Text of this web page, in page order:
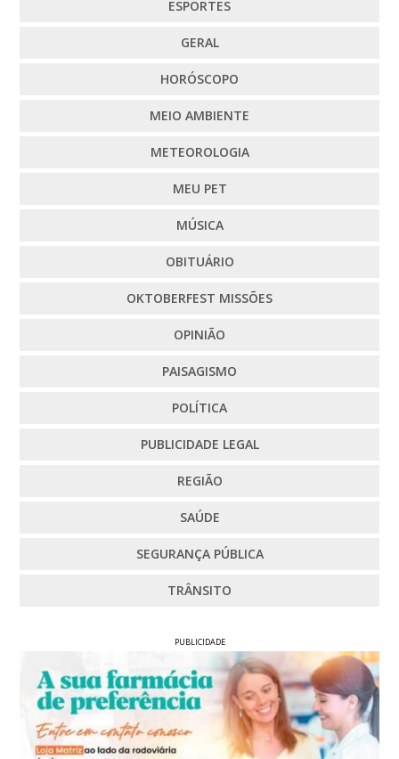
ESPORTES
GERAL
HORÓSCOPO
MEIO AMBIENTE
METEOROLOGIA
MEU PET
MÚSICA
OBITUÁRIO
OKTOBERFEST MISSÕES
OPINIÃO
PAISAGISMO
POLÍTICA
PUBLICIDADE LEGAL
REGIÃO
SAÚDE
SEGURANÇA PÚBLICA
TRÂNSITO
PUBLICIDADE